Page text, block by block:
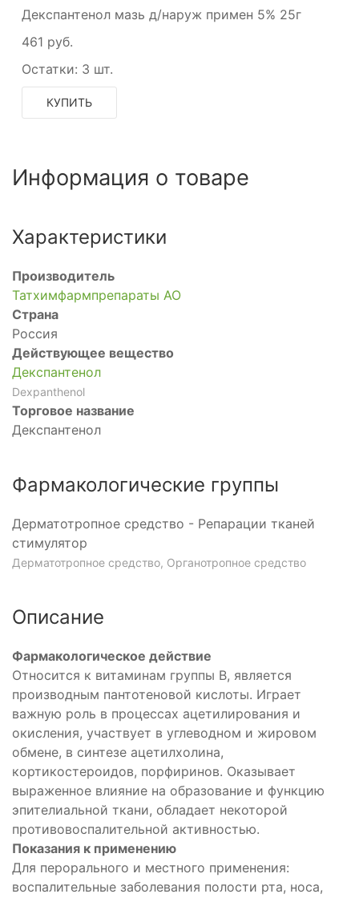
Декспантенол мазь д/наруж примен 5% 25г
461 руб.
Остатки: 3 шт.
КУПИТЬ
Информация о товаре
Характеристики
Производитель
Татхимфармпрепараты АО
Страна
Россия
Действующее вещество
Декспантенол
Dexpanthenol
Торговое название
Декспантенол
Фармакологические группы
Дерматотропное средство - Репарации тканей
стимулятор
Дерматотропное средство, Органотропное средство
Описание
Фармакологическое действие
Относится к витаминам группы B, является
производным пантотеновой кислоты. Играет
важную роль в процессах ацетилирования и
окисления, участвует в углеводном и жировом
обмене, в синтезе ацетилхолина,
кортикостероидов, порфиринов. Оказывает
выраженное влияние на образование и функцию
эпителиальной ткани, обладает некоторой
противовоспалительной активностью.
Показания к применению
Для перорального и местного применения:
воспалительные заболевания полости рта, носа,